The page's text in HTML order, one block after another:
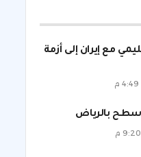
مع إيران إلى أزمة
بالرياض